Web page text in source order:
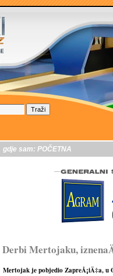
gdje sam: POČETNA
Derbi Mertojaku,
Mertojak je pobjedio ZapreÅ¡iÄ‡a, u